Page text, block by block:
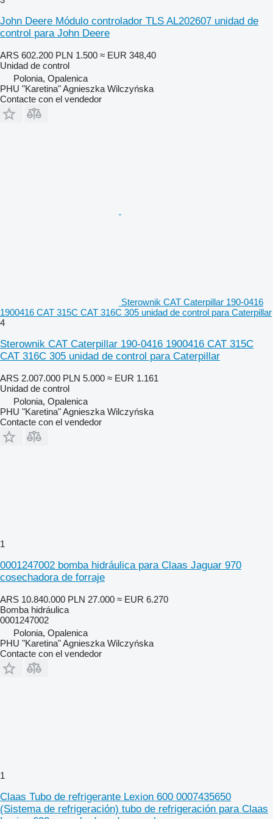
John Deere Módulo controlador TLS AL202607 unidad de
control para John Deere
ARS 602.200 PLN 1.500 ≈ EUR 348,40
Unidad de control
Polonia, Opalenica
PHU "Karetina" Agnieszka Wilczyńska
Contacte con el vendedor
Sterownik CAT Caterpillar 190-0416
1900416 CAT 315C CAT 316C 305 unidad de control para Caterpillar
4
Sterownik CAT Caterpillar 190-0416 1900416 CAT 315C
CAT 316C 305 unidad de control para Caterpillar
ARS 2.007.000 PLN 5.000 ≈ EUR 1.161
Unidad de control
Polonia, Opalenica
PHU "Karetina" Agnieszka Wilczyńska
Contacte con el vendedor
1
0001247002 bomba hidráulica para Claas Jaguar 970
cosechadora de forraje
ARS 10.840.000 PLN 27.000 ≈ EUR 6.270
Bomba hidráulica
0001247002
Polonia, Opalenica
PHU "Karetina" Agnieszka Wilczyńska
Contacte con el vendedor
1
Claas Tubo de refrigerante Lexion 600 0007435650
(Sistema de refrigeración) tubo de refrigeración para Claas